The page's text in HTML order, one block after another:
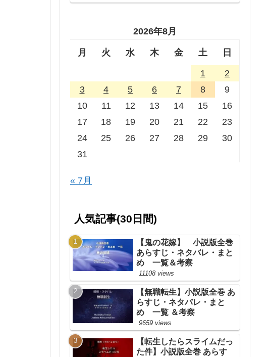
2026年8月
月 火 水 木 金 土 日
1
2
3
4 5 6 7 8
9
10
11 12 13 14 15
16
17
18 19 20 21 22
23
24
25 26 27 28 29
30
31
« 7月
人気記事(30日間)
【鬼の花嫁】 小説版全巻
あらすじ・ネタバレ・まと
め 一覧＆考察
11108 views
【無職転生】小説版全巻 あ
らすじ・ネタバレ・まと
め 一覧 ＆考察
9659 views
【転生したらスライムだっ
た件】小説版全巻 あらす